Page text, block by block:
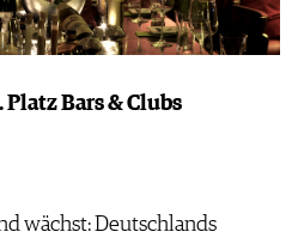
Platz Bars & Clubs
wächst: Deutschlands